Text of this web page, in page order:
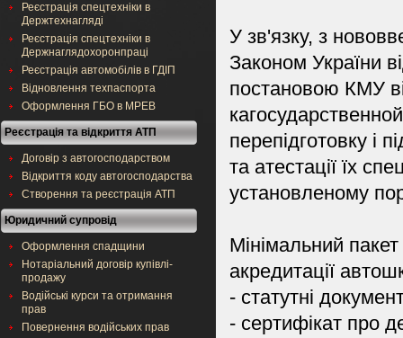
У зв'язку, з
Законом України
постановою КМУ
перепідготовку і
та атестації їх
установленому
Мінімальний
акредитації
- статутні
- сертифікат про
Реєстрація спецтехніки в
Держтехнагляді
Реєстрація спецтехніки в
Держнаглядохоронпраці
Реєстрація автомобілів в ГДІП
Відновлення техпаспорта
Оформлення ГБО в МРЕВ
Реєстрація та відкриття АТП
Договір з автогосподарством
Відкриття коду автогосподарства
Створення та реєстрація АТП
Юридичний супровід
Оформлення спадщини
Нотаріальний договір купівлі-
продажу
Водійські курси та отримання
прав
Повернення водійських прав